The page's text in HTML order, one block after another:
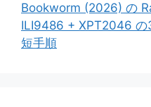
Bookworm (2026) の
ILI9486 + XPT2046 の
短手順